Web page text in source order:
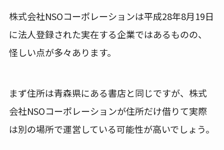
株式会社NSOコーポレーションは平成28年8月19日
に法人登録された実在する企業ではあるものの、
怪しい点が多々あります。
まず住所は青森県にある書店と同じですが、株式
会社NSOコーポレーションが住所だけ借りて実際
は別の場所で運営している可能性が高いでしょう。